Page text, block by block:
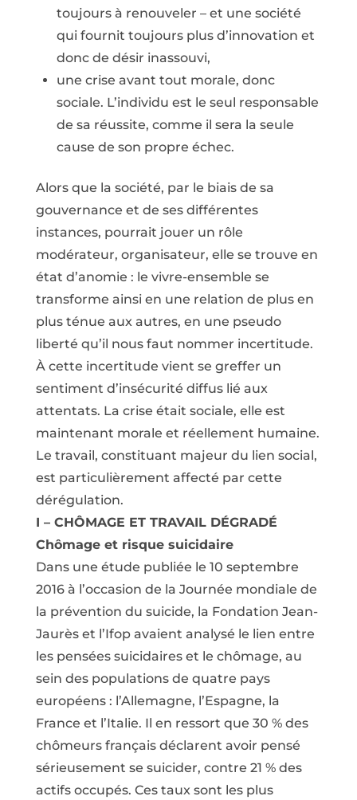
toujours à renouveler – et une société
qui fournit toujours plus d’innovation et
donc de désir inassouvi,
une crise avant tout morale, donc
sociale. L’individu est le seul responsable
de sa réussite, comme il sera la seule
cause de son propre échec.
Alors que la société, par le biais de sa
gouvernance et de ses différentes
instances, pourrait jouer un rôle
modérateur, organisateur, elle se trouve en
état d’anomie : le vivre-ensemble se
transforme ainsi en une relation de plus en
plus ténue aux autres, en une pseudo
liberté qu’il nous faut nommer incertitude.
À cette incertitude vient se greffer un
sentiment d’insécurité diffus lié aux
attentats. La crise était sociale, elle est
maintenant morale et réellement humaine.
Le travail, constituant majeur du lien social,
est particulièrement affecté par cette
dérégulation.
I – CHÔMAGE ET TRAVAIL DÉGRADÉ
Chômage et risque suicidaire
Dans une étude publiée le 10 septembre
2016 à l’occasion de la Journée mondiale de
la prévention du suicide, la Fondation Jean-
Jaurès et l’Ifop avaient analysé le lien entre
les pensées suicidaires et le chômage, au
sein des populations de quatre pays
européens : l’Allemagne, l’Espagne, la
France et l’Italie. Il en ressort que 30 % des
chômeurs français déclarent avoir pensé
sérieusement se suicider, contre 21 % des
actifs occupés. Ces taux sont les plus